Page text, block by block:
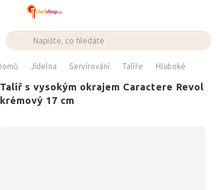
Jídelna Servírování Talíře Hluboké
Talíř s vysokým okrajem Caractere Revol
krémový 17 cm